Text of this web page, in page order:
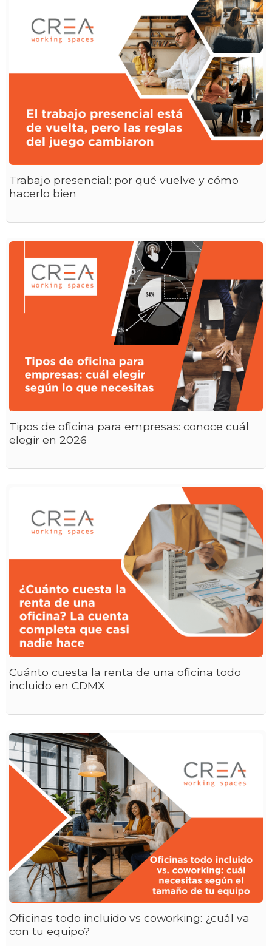
Trabajo presencial: por qué vuelve y cómo
hacerlo bien
Tipos de oficina para empresas: conoce cuál
elegir en 2026
Cuánto cuesta la renta de una oficina todo
incluido en CDMX
Oficinas todo incluido vs coworking: ¿cuál va
con tu equipo?